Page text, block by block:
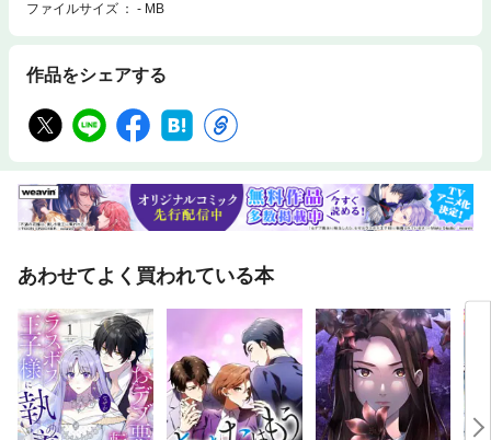
ファイルサイズ
- MB
作品をシェアする
あわせてよく買われている本